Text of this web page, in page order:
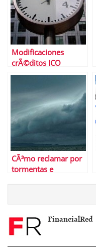
Modificaciones
crÃ©ditos ICO
liquidez junio 2012 |
nervioso que el
mercado
CÃ³mo reclamar por
tormentas e
FinancialRed